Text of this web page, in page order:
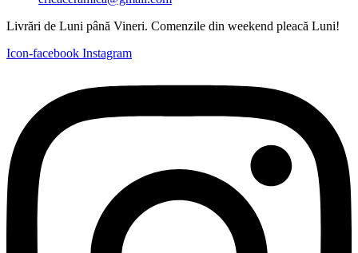
Livrări de Luni până Vineri. Comenzile din weekend pleacă Luni!
Icon-facebook Instagram